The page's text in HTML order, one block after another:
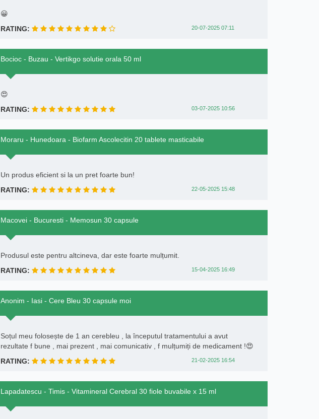
😀
RATING:
20-07-2025 07:11
Bocioc - Buzau - Vertikgo solutie orala 50 ml
😍
RATING:
03-07-2025 10:56
Moraru - Hunedoara - Biofarm Ascolecitin 20 tablete masticabile
Un produs eficient si la un pret foarte bun!
RATING:
22-05-2025 15:48
Macovei - Bucuresti - Memosun 30 capsule
Produsul este pentru altcineva, dar este foarte mulțumit.
RATING:
15-04-2025 16:49
Anonim - Iasi - Cere Bleu 30 capsule moi
Soțul meu folosește de 1 an cerebleu , la începutul tratamentului a avut
rezultate f bune , mai prezent , mai comunicativ , f mulțumiți de medicament !😍
RATING:
21-02-2025 16:54
Lapadatescu - Timis - Vitamineral Cerebral 30 fiole buvabile x 15 ml